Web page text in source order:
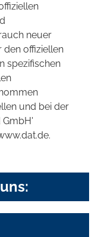
neuer
den offiziellen
spezifischen
und bei der